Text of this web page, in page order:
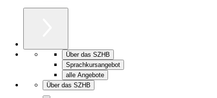
Über das SZHB
Sprachkursangebot
alle Angebote
Über das SZHB